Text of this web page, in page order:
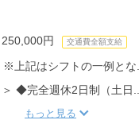
円 交通費全額支給
上記はシフトの一例とな...
◆完全週休2日制（土日...
もっと見る